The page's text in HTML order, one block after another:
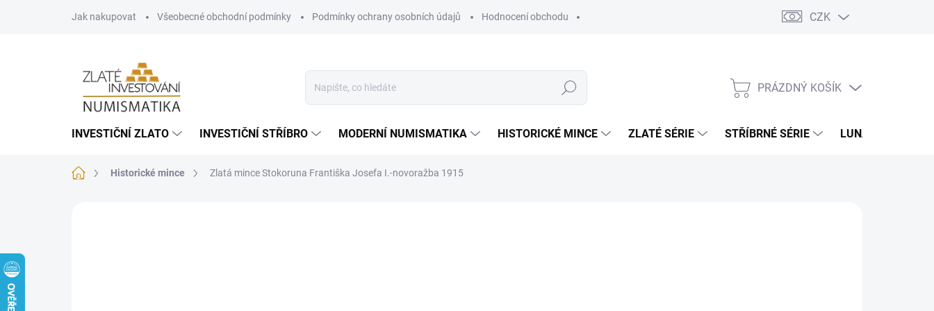
Jak nakupovat Všeobecné obchodní podmínky Podmínky ochrany osobních údajů Hodnocení obchodu CZK
Hledat
NÁKUPNÍ
PRÁZDNÝ KOŠÍK
INVESTIČNÍ ZLATO INVESTIČNÍ STŘÍBRO MODERNÍ NUMISMATIKA HISTORICKÉ MINCE ZLATÉ SÉRIE STŘÍBRNÉ SÉRIE LUNÁRNÍ SÉRIE
Domů Historické mince Zlatá mince Stokoruna Františka Josefa I.-novoražba 1915